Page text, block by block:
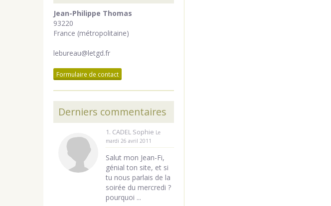
Jean-Philippe Thomas
93220
France (métropolitaine)
lebureau@letgd.fr
Formulaire de contact
Derniers commentaires
1. CADEL Sophie Le
mardi 26 avril 2011
Salut mon Jean-Fi,
génial ton site, et si
tu nous parlais de la
soirée du mercredi ?
pourquoi ...